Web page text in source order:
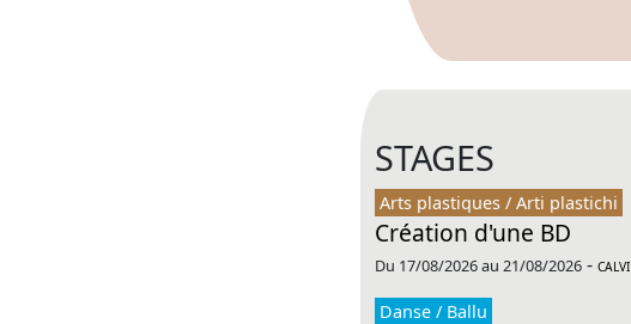
STAGES
Arts plastiques / Arti plastichi
Création d'une BD
Du 17/08/2026 au 21/08/2026 - CALVI
Danse / Ballu